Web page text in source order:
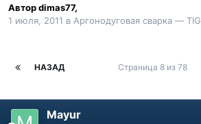
Авторdimas77,
1 июля, 2011 в Аргонодуговая сварка — TIG
НАЗАД Страница 8 из 78
Mayur